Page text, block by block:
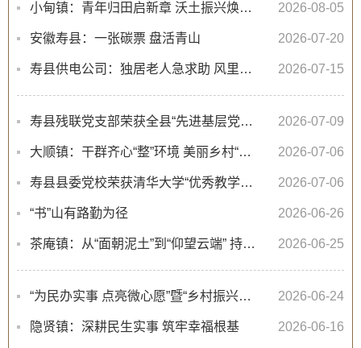
小甸镇：青年归田启新章 沃土振兴焕新颜 2026-08-05
安徽寿县：一张碳票 盘活青山 2026-07-20
寿县供电公司：独居老人急求助 风里雨里来帮忙 2026-07-15
寿县残联党支部荣获全县“先进基层党组织”称号 2026-07-09
大顺镇：干群齐心“整”环境 美丽乡村“展”新颜 2026-07-06
寿县县委党校荣获清华大学“优秀教学站”称号 2026-07-06
“书”山有路勤为径 2026-06-26
茶庵镇：从“面朝泥土”到“仰望云端” 持续推进“汗水农业”向“智慧农业”转型 2026-06-25
“为民办实事 点亮微心愿”暨“乡村振兴梦想课堂”主题志愿服务活动走进寿县迎河镇大店小学 2026-06-24
隐贤镇：深耕民生实事 筑牢幸福根基 2026-06-16